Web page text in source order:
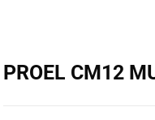
PROEL CM12